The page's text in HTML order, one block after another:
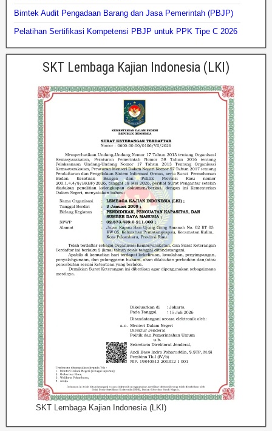
Bimtek Audit Pengadaan Barang dan Jasa Pemerintah (PBJP)
Pelatihan Sertifikasi Kompetensi PBJP untuk PPK Tipe C 2026
SKT Lembaga Kajian Indonesia (LKI)
SKT Lembaga Kajian Indonesia (LKI)